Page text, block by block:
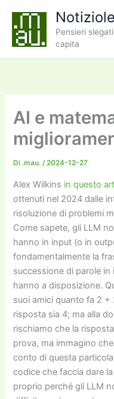
contenuto
Pensieri
capita
AI e
Di .mau./2024-12-27
Alex Wilkins in questo
ottenuti nel 2024 dalle
risoluzione di problemi
Come sapete, gli LLM
hanno in input (o in
fondamentalmente la
successione di parole
hanno a disposizione.
suoi amici quanto fa 2 +
risposta sia 4; ma alla
rischiamo che la
prova, ma immagino
conto di questa
codice che faccia dare
proprio perché gli LLM